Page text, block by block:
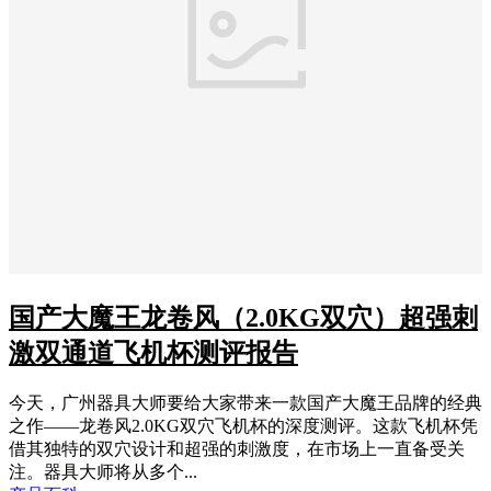
国产大魔王龙卷风（2.0KG双穴）超强刺
激双通道飞机杯测评报告
今天，广州器具大师要给大家带来一款国产大魔王品牌的经典
之作——龙卷风2.0KG双穴飞机杯的深度测评。这款飞机杯凭
借其独特的双穴设计和超强的刺激度，在市场上一直备受关
注。器具大师将从多个...